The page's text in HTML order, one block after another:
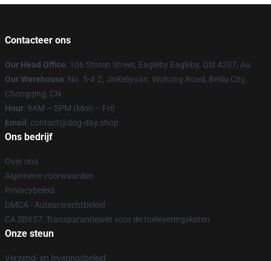
Contacteer ons
Our Head Office: 106 Stoten Street, Eagleby Eagleby, Qld 4207, Au
Our Warehouse: No. 5-4-2, Jinkeliyuan, Wuhong Road, Beiliu City,
Chongqing, CN
Hour: 9AM – 5PM (Mon – Fri)
Email : contact@dog-day.shop
Ons bedrijf
Over ons
Algemene voorwaarden
Privacybeleid
DMCA - Auteursrechtbeleid
CA SB657: Transparantiewet voor de toeleveringsketen
Onze steun
Verzend- en leveringsbeleid